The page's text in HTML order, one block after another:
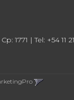
1771 | Tel: +54 11